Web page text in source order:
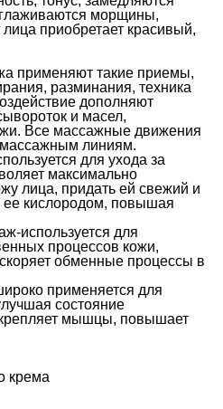
морщины,
лица приобретает красивый,
применяют такие приемы,
разминания, техника
дополняют
и масел,
Все массажные движения
линиям.
для ухода за
максимально
лица, придать ей свежий и
ее кислородом, повышая
используется для
процессов кожи,
обменные процессы в
применяется для
состояние
мышцы, повышает
крема